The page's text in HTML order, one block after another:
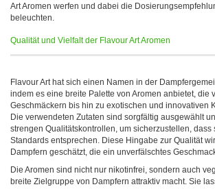
Art Aromen werfen und dabei die
beleuchten.
Qualität und Vielfalt der Flavour Art Aromen
Flavour Art hat sich einen Namen in der
indem es eine breite Palette von Aromen anbietet, die
Geschmäckern bis hin zu exotischen und innovativen
Die verwendeten Zutaten sind sorgfältig ausgewählt
strengen Qualitätskontrollen, um sicherzustellen, dass
Standards entsprechen. Diese Hingabe zur Qualität
Dampfern geschätzt, die ein unverfälschtes
Die Aromen sind nicht nur nikotinfrei, sondern auch
breite Zielgruppe von Dampfern attraktiv macht. Sie